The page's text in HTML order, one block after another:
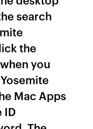
search
the
you
Mac Apps
ID